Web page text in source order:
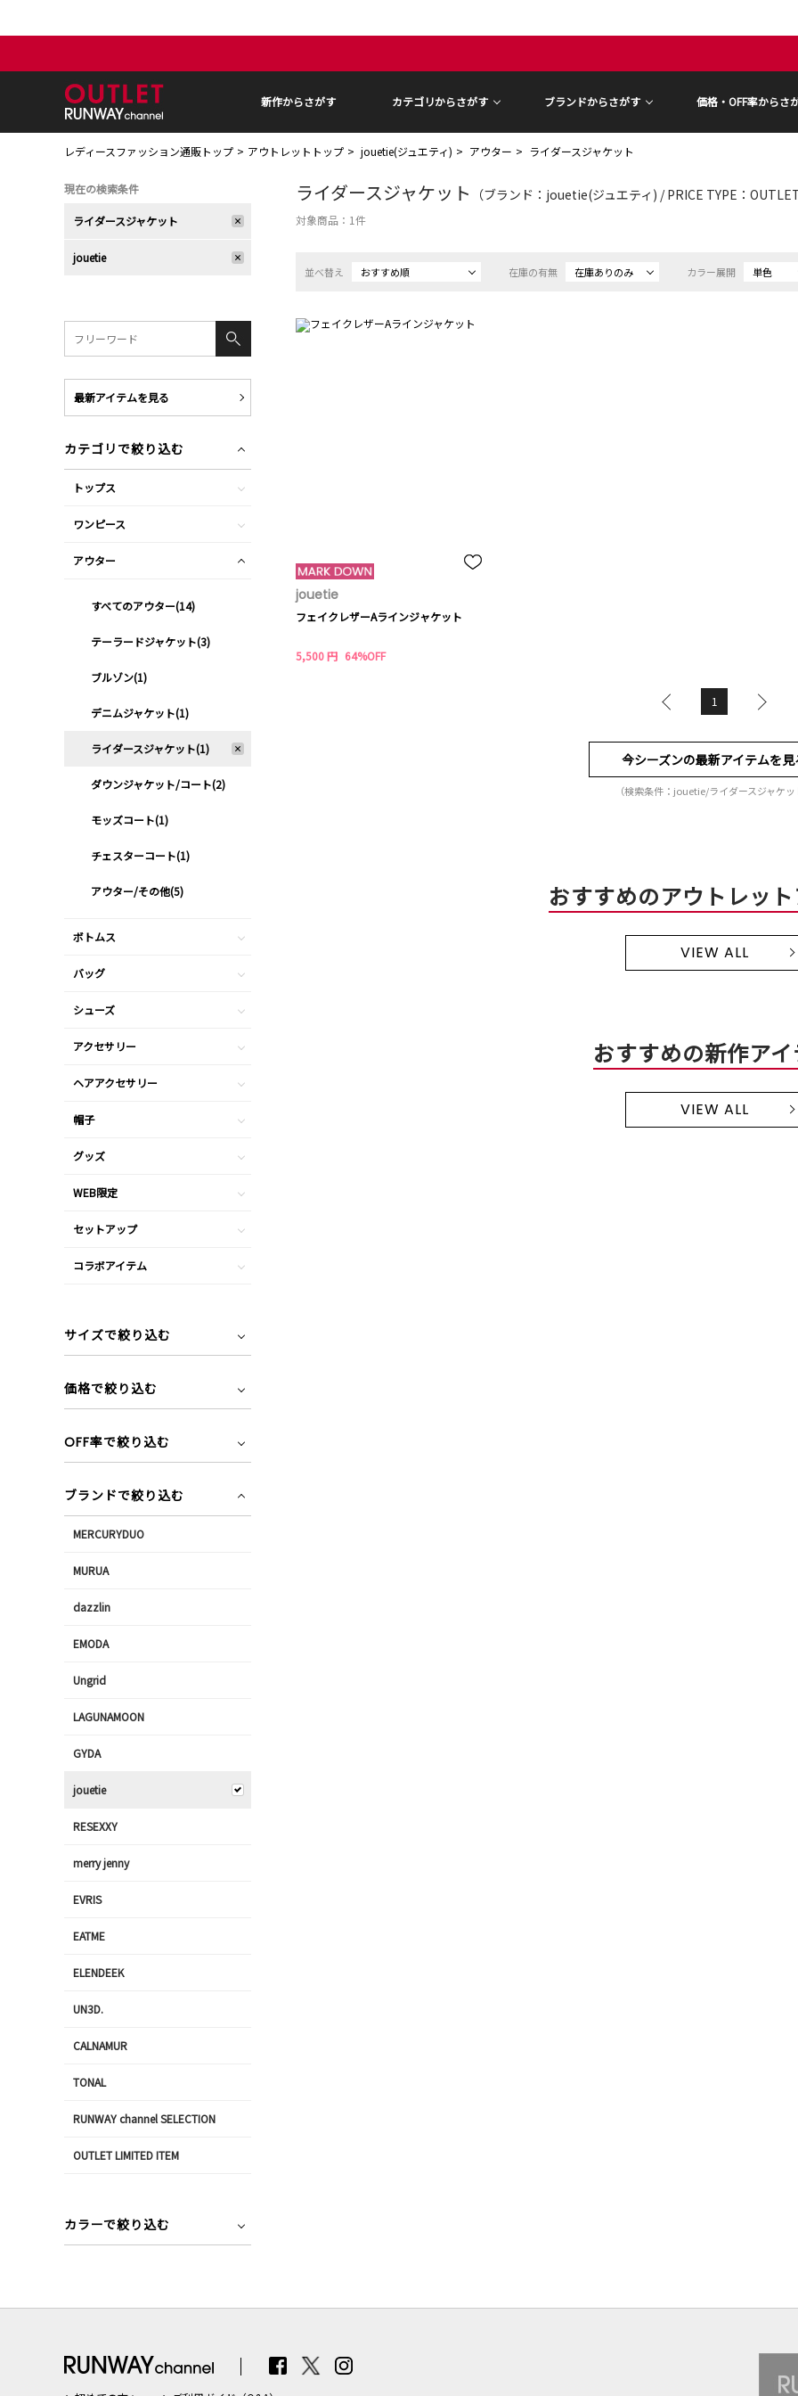
新作からさがす カテゴリからさがす ブランドからさがす 価格・OFF率からさ
レディースファッション通販トップ アウトレットトップ jouetie(ジュエティ) アウター ライダースジャケット
ライダースジャケット （ブランド：jouetie(ジュエティ) / PRICE TYPE：OUTLET
対象商品： 1件
並べ替え おすすめ順 在庫の有無 在庫ありのみ カラー展開 単色
jouetie
フェイクレザーAラインジャケット
5,500 円 64%OFF
1
今シーズンの最新アイテムを見
（検索条件：jouetie/ライダースジャケッ
おすすめのアウトレッ
VIEW ALL
おすすめの新作ア
VIEW ALL
現在の検索条件
ライダースジャケット
jouetie
最新アイテムを見る
カテゴリで絞り込む
トップス
ワンピース
アウター
すべてのアウター(14)
テーラードジャケット(3)
ブルゾン(1)
デニムジャケット(1)
ライダースジャケット(1)
ダウンジャケット/コート(2)
モッズコート(1)
チェスターコート(1)
アウター/その他(5)
ボトムス
バッグ
シューズ
アクセサリー
ヘアアクセサリー
帽子
グッズ
WEB限定
セットアップ
コラボアイテム
サイズで絞り込む
価格で絞り込む
OFF率で絞り込む
ブランドで絞り込む
MERCURYDUO
MURUA
dazzlin
EMODA
Ungrid
LAGUNAMOON
GYDA
jouetie
RESEXXY
merry jenny
EVRIS
EATME
ELENDEEK
UN3D.
CALNAMUR
TONAL
RUNWAY channel SELECTION
OUTLET LIMITED ITEM
カラーで絞り込む